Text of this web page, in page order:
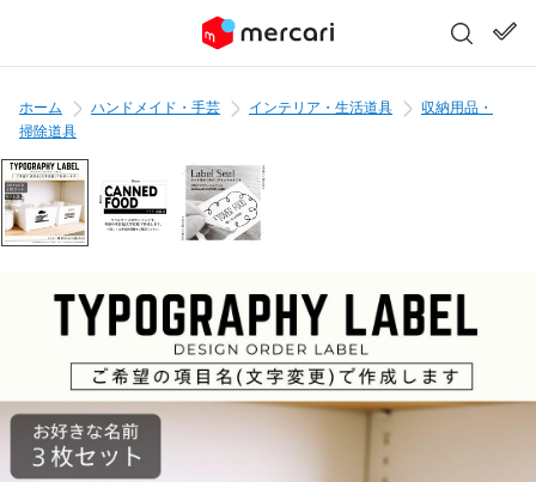
ホーム ハンドメイド・手芸 インテリア・生活道具
収納用品・
掃除道具